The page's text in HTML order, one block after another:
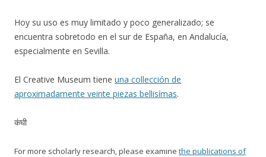
Hoy su uso es muy limitado y poco generalizado; se
encuentra sobretodo en el sur de España, en Andalucía,
especialmente en Sevilla.
El Creative Museum tiene una collección de
aproximadamente veinte piezas bellisímas.
कंघी
For more scholarly research, please examine the publications of